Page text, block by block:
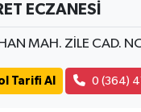
ECZANESİ
MAH. ZİLE CAD.
Tarifi Al 0 (364)